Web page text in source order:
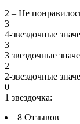
2 – Не
3
4-звездочные
3
3 звездочные
2
2-звездочные
0
1 звездочка:
8 Отзывов